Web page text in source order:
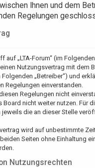
Ihnen und dem
Regelungen
auf „LTA-Forum“ (im
Nutzungsvertrag mit dem
„Betreiber“) und
Regelungen einverstanden.
Regelungen nicht
Board nicht weiter nutzen. Für
die an dieser Stelle
wird auf unbestimmte
Seiten ohne Einhaltung
Nutzungsrechten